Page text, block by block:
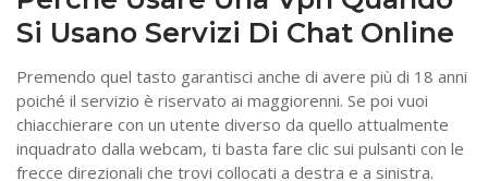
Si Usano Servizi Di Chat Online
Premendo quel tasto garantisci anche di avere più di 18 anni
poiché il servizio è riservato ai maggiorenni. Se poi vuoi
chiacchierare con un utente diverso da quello attualmente
inquadrato dalla webcam, ti basta fare clic sui pulsanti con le
frecce direzionali che trovi collocati a destra e a sinistra.